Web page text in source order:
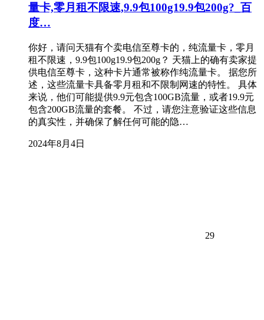
量卡,零月租不限速,9.9包100g19.9包200g?_百
度…
你好，请问天猫有个卖电信至尊卡的，纯流量卡，零月
租不限速，9.9包100g19.9包200g？ 天猫上的确有卖家提
供电信至尊卡，这种卡片通常被称作纯流量卡。 据您所
述，这些流量卡具备零月租和不限制网速的特性。 具体
来说，他们可能提供9.9元包含100GB流量，或者19.9元
包含200GB流量的套餐。 不过，请您注意验证这些信息
的真实性，并确保了解任何可能的隐…
2024年8月4日
29